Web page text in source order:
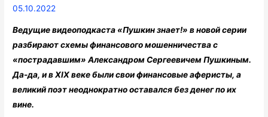
05.10.2022
Ведущие видеоподкаста «Пушкин знает!» в новой серии
разбирают схемы финансового мошенничества с
«пострадавшим» Александром Сергеевичем Пушкиным.
Да-да, и в XIX веке были свои финансовые аферисты, а
великий поэт неоднократно оставался без денег по их
вине.